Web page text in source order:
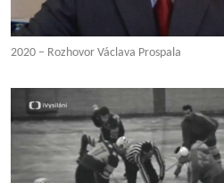
2020 – Rozhovor Václava Prospala